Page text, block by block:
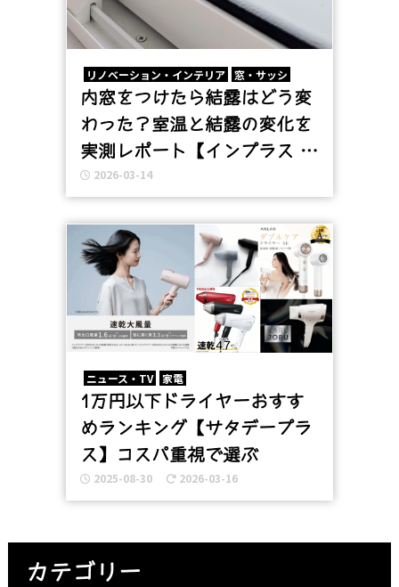
リノベーション・インテリア 窓・サッシ
内窓をつけたら結露はどう変
わった？室温と結露の変化を
実測レポート【インプラス ス
ペーシアクール】
2026-03-14
ニュース・TV 家電
1万円以下ドライヤーおすす
めランキング【サタデープラ
ス】コスパ重視で選ぶ
2025-08-30 2026-03-16
カテゴリー